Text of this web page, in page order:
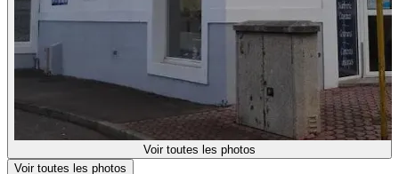
Voir toutes les photos
Voir toutes les photos